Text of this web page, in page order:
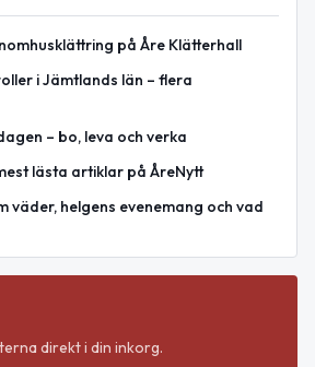
på Åre Klätterhall
i Jämtlands län – flera
– bo, leva och verka
lästa artiklar på ÅreNytt
väder, helgens evenemang och vad
direkt i din inkorg.